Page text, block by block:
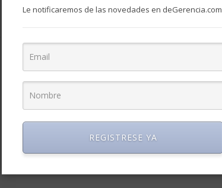
para la próxima vez que comente.
se procesan los datos de tus comentarios
Le notificaremos de las novedades en deGerencia.com
REGISTRESE YA